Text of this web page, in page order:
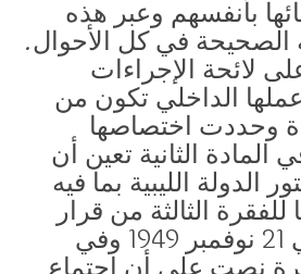
بأنفسهم وعبر هذه
الصحيحة في كل الأحوال.
لائحة الإجراءات
الداخلي تكون من
وحددت اختصاصها
المادة الثانية تعين أن
الدولة الليبية بما فيه
الثالثة من قرار
الأمم المتحدة في 21 نوفمبر 1949 وفي